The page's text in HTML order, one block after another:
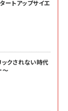
トアップサイエ
クされない時代
～